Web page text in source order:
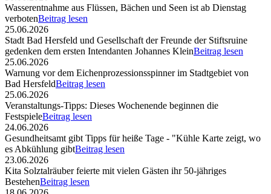
Wasserentnahme aus Flüssen, Bächen und Seen ist ab Dienstag
verbotenBeitrag lesen
25.06.2026
Stadt Bad Hersfeld und Gesellschaft der Freunde der Stiftsruine
gedenken dem ersten Intendanten Johannes KleinBeitrag lesen
25.06.2026
Warnung vor dem Eichenprozessionsspinner im Stadtgebiet von
Bad HersfeldBeitrag lesen
25.06.2026
Veranstaltungs-Tipps: Dieses Wochenende beginnen die
FestspieleBeitrag lesen
24.06.2026
Gesundheitsamt gibt Tipps für heiße Tage - "Kühle Karte zeigt, wo
es Abkühlung gibtBeitrag lesen
23.06.2026
Kita Solztalräuber feierte mit vielen Gästen ihr 50-jähriges
BestehenBeitrag lesen